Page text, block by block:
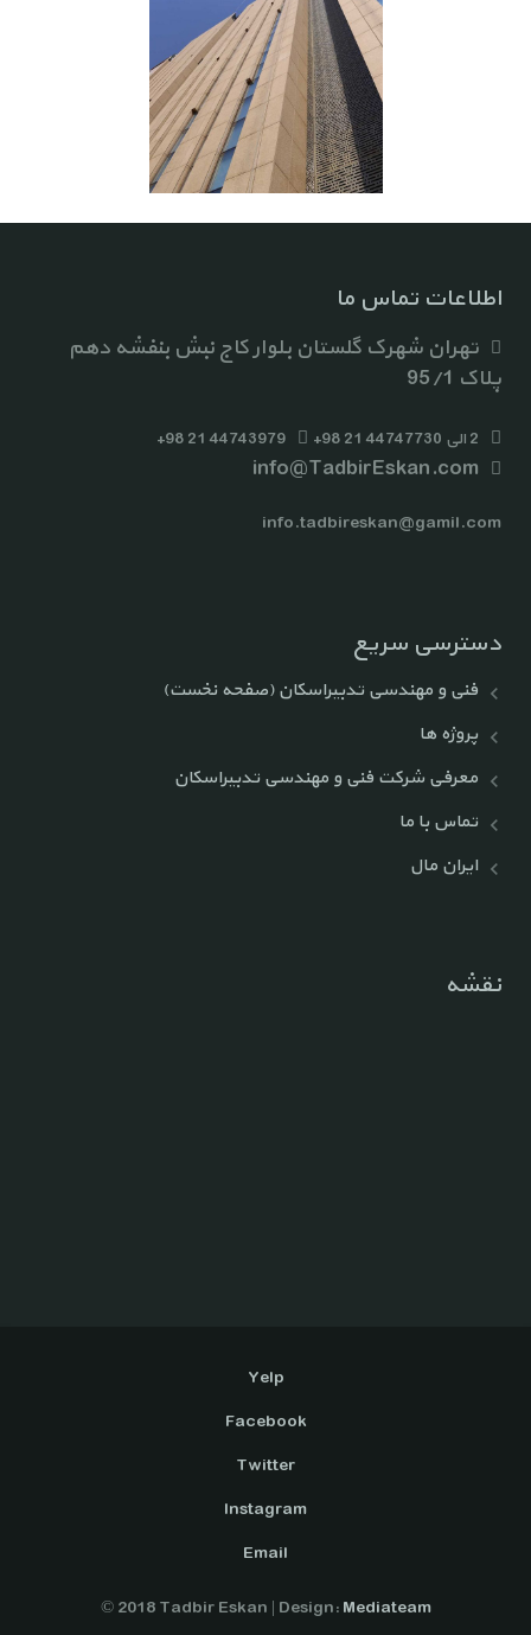
اطلاعات تماس ما
تهران شهرک گلستان بلوار کاج نبش بنفشه دهم
پلاک 95/1
2 الی 44747730 21 98+ 44743979 21 98+
info@TadbirEskan.com
info.tadbireskan@gamil.com
دسترسی سریع
فنی و مهندسی تدبیراسکان (صفحه نخست)
پروژه ها
معرفی شرکت فنی و مهندسی تدبیراسکان
تماس با ما
ایران مال
نقشه
Yelp
Facebook
Twitter
Instagram
Email
© 2018 Tadbir Eskan | Design:Mediateam